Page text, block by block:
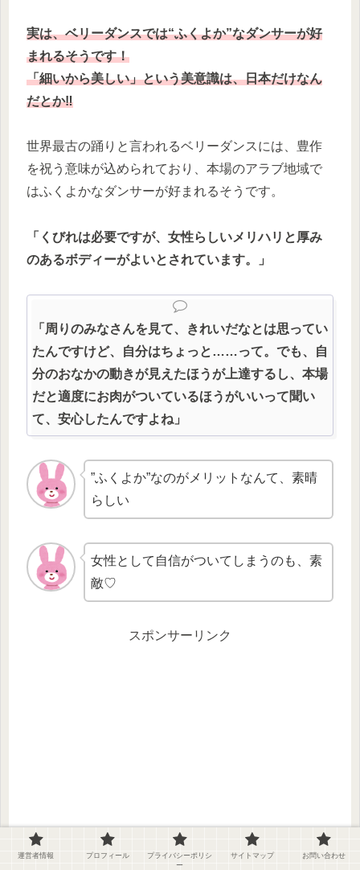
実は、ベリーダンスでは“ふくよか”なダンサーが好
まれるそうです！
「細いから美しい」という美意識は、日本だけなん
だとか‼
世界最古の踊りと言われるベリーダンスには、豊作
を祝う意味が込められており、本場のアラブ地域で
はふくよかなダンサーが好まれるそうです。
「くびれは必要ですが、女性らしいメリハリと厚み
のあるボディーがよいとされています。」
「周りのみなさんを見て、きれいだなとは思ってい
たんですけど、自分はちょっと……って。でも、自
分のおなかの動きが見えたほうが上達するし、本場
だと適度にお肉がついているほうがいいって聞い
て、安心したんですよね」
”ふくよか”なのがメリットなんて、素晴
らしい
女性として自信がついてしまうのも、素
敵♡
スポンサーリンク
運営者情報 プロフィール
プライバシーポリシ
ー
サイトマップ お問い合わせ